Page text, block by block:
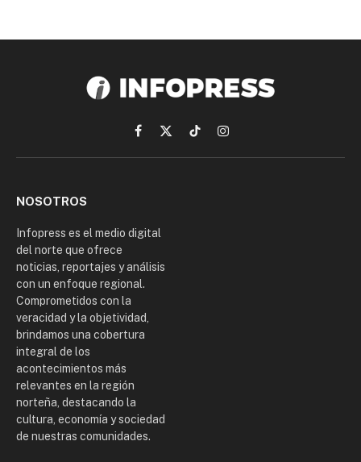
Facebook
X
(Twitter)
TikTokInstagram
NOSOTROS
Infopress es el medio digital
del norte que ofrece
noticias, reportajes y análisis
con un enfoque regional.
Comprometidos con la
veracidad y la objetividad,
brindamos una cobertura
integral de los
acontecimientos más
relevantes en la región
norteña, destacando la
cultura, economía y sociedad
de nuestras comunidades.